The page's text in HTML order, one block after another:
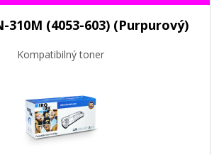
310M (4053-603) (Purpurový)
Kompatibilný toner